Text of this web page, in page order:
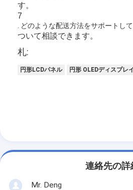
す。
7
. どのような配送方法をサポートし
ついて相談できます。
札:
円形LCDパネル 円形 OLEDディスプレ
連絡先の詳
Mr. Deng